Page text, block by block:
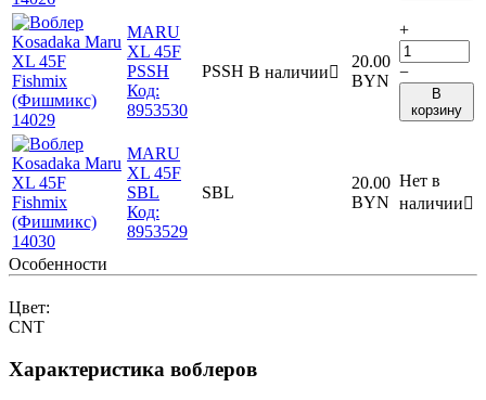
MARU
XL 45F
PSSH
Код:
8953530
PSSH В наличии
20.00
BYN
+
−
В
корзину
MARU
XL 45F
SBL
Код:
8953529
SBL
20.00
BYN
Нет в
наличии
Особенности
Цвет:
CNT
Характеристика воблеров